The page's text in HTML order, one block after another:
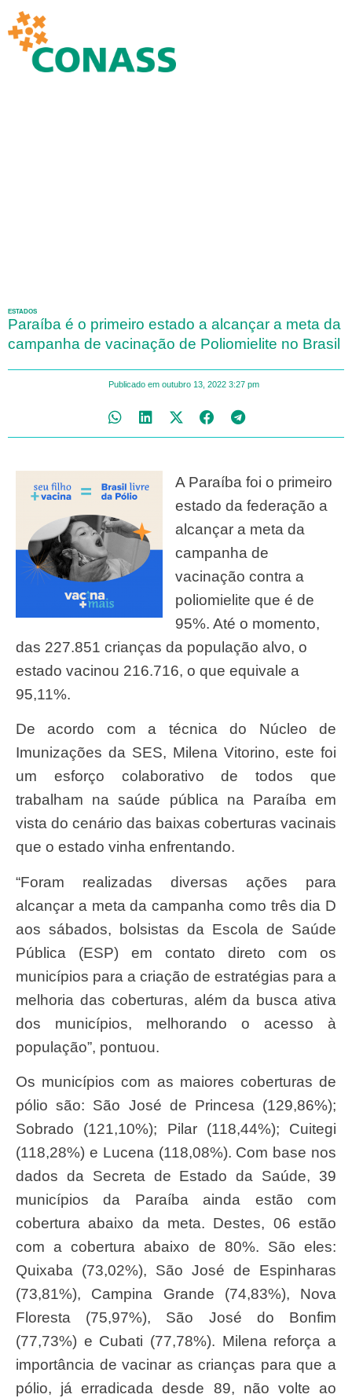
ESTADOS
Paraíba é o primeiro estado a alcançar a meta da
campanha de vacinação de Poliomielite no Brasil
Publicado em outubro 13, 2022 3:27 pm
A Paraíba foi o primeiro
estado da federação a
alcançar a meta da
campanha de
vacinação contra a
poliomielite que é de
95%. Até o momento,
das 227.851 crianças da população alvo, o
estado vacinou 216.716, o que equivale a
95,11%.
De acordo com a técnica do Núcleo de
Imunizações da SES, Milena Vitorino, este foi
um esforço colaborativo de todos que
trabalham na saúde pública na Paraíba em
vista do cenário das baixas coberturas vacinais
que o estado vinha enfrentando.
“Foram realizadas diversas ações para
alcançar a meta da campanha como três dia D
aos sábados, bolsistas da Escola de Saúde
Pública (ESP) em contato direto com os
municípios para a criação de estratégias para a
melhoria das coberturas, além da busca ativa
dos municípios, melhorando o acesso à
população”, pontuou.
Os municípios com as maiores coberturas de
pólio são: São José de Princesa (129,86%);
Sobrado (121,10%); Pilar (118,44%); Cuitegi
(118,28%) e Lucena (118,08%). Com base nos
dados da Secreta de Estado da Saúde, 39
municípios da Paraíba ainda estão com
cobertura abaixo da meta. Destes, 06 estão
com a cobertura abaixo de 80%. São eles:
Quixaba (73,02%), São José de Espinharas
(73,81%), Campina Grande (74,83%), Nova
Floresta (75,97%), São José do Bonfim
(77,73%) e Cubati (77,78%). Milena reforça a
importância de vacinar as crianças para que a
pólio, já erradicada desde 89, não volte ao